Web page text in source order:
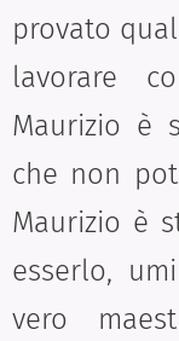
provato
lavorare
Maurizio è
che non
Maurizio è
esserlo, um
vero